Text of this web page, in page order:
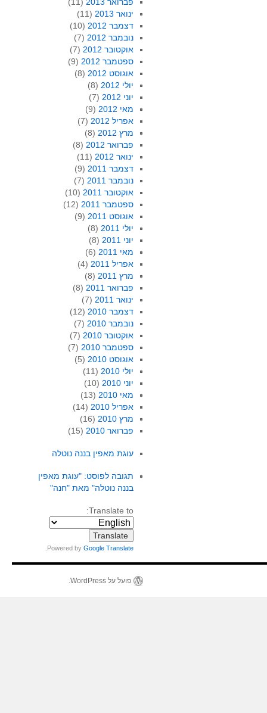
ינואר 2013
(11)
דצמבר 2012
(10)
נובמבר 2012
(7)
אוקטובר 2012
(7)
ספטמבר 2012
(9)
אוגוסט 2012
(8)
יולי 2012
(8)
יוני 2012
(7)
מאי 2012
(9)
אפריל 2012
(7)
מרץ 2012
(8)
פברואר 2012
(8)
ינואר 2012
(11)
דצמבר 2011
(9)
נובמבר 2011
(7)
אוקטובר 2011
(10)
ספטמבר 2011
(12)
אוגוסט 2011
(9)
יולי 2011
(8)
יוני 2011
(8)
מאי 2011
(6)
אפריל 2011
(4)
מרץ 2011
(8)
פברואר 2011
(8)
ינואר 2011
(7)
דצמבר 2010
(12)
נובמבר 2010
(7)
אוקטובר 2010
(7)
ספטמבר 2010
(7)
אוגוסט 2010
(5)
יולי 2010
(11)
יוני 2010
(10)
מאי 2010
(13)
אפריל 2010
(14)
מרץ 2010
(16)
פברואר 2010
(15)
עוגת מאפין בננה נוטלה
תגובה לפוסט: "עוגת מאפין
בננה נוטלה" מאת "חנה"
Translate to:
Powered byGoogle Translate
פועל על WordPress.